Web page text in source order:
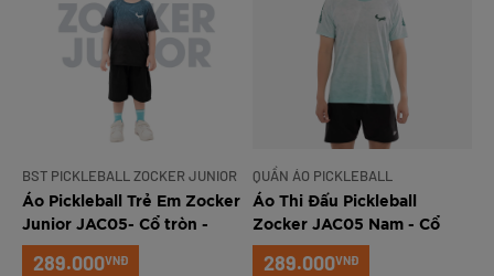
BST PICKLEBALL ZOCKER JUNIOR
Áo Pickleball Trẻ Em Zocker
Junior JAC05- Cổ tròn -
Đen
289.000VNĐ
QUẦN ÁO PICKLEBALL
Áo Thi Đấu Pickleball
Zocker JAC05 Nam - Cổ
tròn - Xanh ngọc
289.000VNĐ